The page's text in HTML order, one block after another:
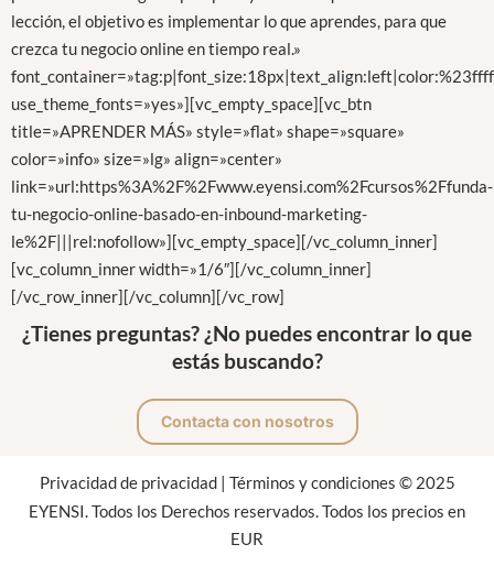
lección, el objetivo es implementar lo que aprendes, para que
crezca tu negocio online en tiempo real.»
use_theme_fonts=»yes»][vc_empty_space][vc_btn
title=»APRENDER MÁS» style=»flat» shape=»square»
color=»info» size=»lg» align=»center»
link=»url:https%3A%2F%2Fwww.eyensi.com%2Fcursos%2Ffunda-
tu-negocio-online-basado-en-inbound-marketing-
le%2F|||rel:nofollow»][vc_empty_space][/vc_column_inner]
[vc_column_inner width=»1/6″][/vc_column_inner]
[/vc_row_inner][/vc_column][/vc_row]
¿Tienes preguntas? ¿No puedes encontrar lo que
estás buscando?
Contacta con nosotros
Privacidad de privacidad| Términos y condiciones © 2025
EYENSI. Todos los Derechos reservados. Todos los precios en
EUR